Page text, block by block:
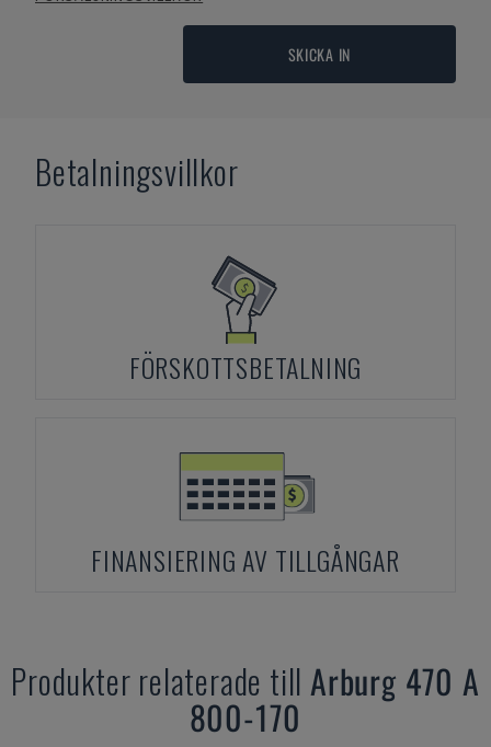
SKICKA IN
Betalningsvillkor
FÖRSKOTTSBETALNING
FINANSIERING AV TILLGÅNGAR
Produkter relaterade tillArburg 470 A
800-170